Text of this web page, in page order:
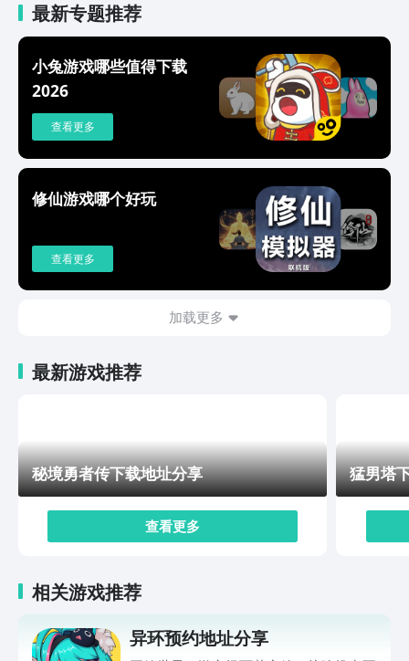
车，大家可以开车在城市中和野外兜风穿行，之后是游戏
的模拟经营玩法，玩家可以在城市中按照自己的喜好开设
各种类型的店铺，可以通过经营店铺去赚钱。这里的钱说
的是游戏币，在有了游戏币之后不仅可以用作角色的升级
突破、武器的强化，还可以用于购买新的载具和公寓，是
的没错，游戏中拥有公寓也就是住宅，但是这些住宅是需
要购买的，这也和现实一样。最后在该游戏中大家还会看
不是什么少见的元素，但是这游戏的战斗解谜都和灵异有
关系，这就很少见了，至少在开放世界二游中是鲜少有
过。以上就是异环下载手机版下载的相关内容介绍了，在
看完上文的介绍后，各位也知道如何下载手机端了吧，同
时也初步的了解一些游戏的主要玩法了吧，了解这些后就
可以先去预约了。
最新专题推荐
小兔游戏哪些值得下载
2026
查看更多
修仙游戏哪个好玩
查看更多
加载更多
最新游戏推荐
秘境勇者传下载地址分享
查看更多
猛男塔
相关游戏推荐
异环预约地址分享